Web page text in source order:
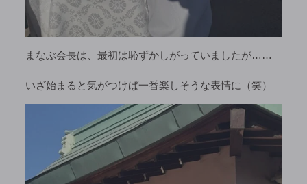
まなぶ会長は、最初は恥ずかしがっていましたが……
いざ始まると気がつけば一番楽しそうな表情に（笑）